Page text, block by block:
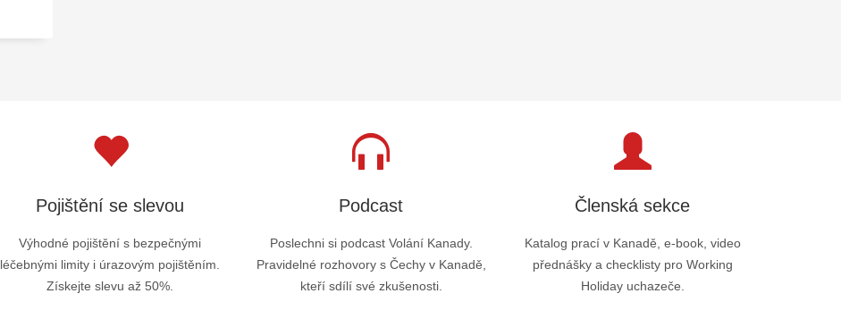
Pojištění se slevou
Výhodné pojištění s bezpečnými
léčebnými limity i úrazovým pojištěním.
Získejte slevu až 50%.
Podcast
Poslechni si podcast Volání Kanady.
Pravidelné rozhovory s Čechy v Kanadě,
kteří sdílí své zkušenosti.
Členská sekce
Katalog prací v Kanadě, e-book, video
přednášky a checklisty pro Working
Holiday uchazeče.